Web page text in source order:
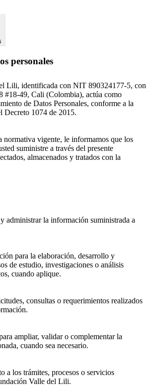
personales
Lili, identificada con NIT 890324177-5, con
#18-49, Cali (Colombia), actúa como
de Datos Personales, conforme a la
Decreto 1074 de 2015.
normativa vigente, le informamos que los
suministre a través del presente
almacenados y tratados con la
administrar la información suministrada a
para la elaboración, desarrollo y
de estudio, investigaciones o análisis
cuando aplique.
consultas o requerimientos realizados
ampliar, validar o complementar la
cuando sea necesario.
a los trámites, procesos o servicios
Valle del Lili.